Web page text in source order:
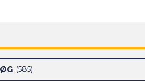
SØG 585